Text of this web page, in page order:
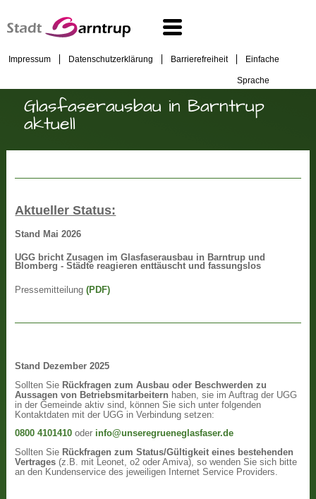
Impressum Datenschutzerklärung Barrierefreiheit Einfache
Sprache
Glasfaserausbau in Barntrup
aktuell
Aktueller Status:
Stand Mai 2026
UGG bricht Zusagen im Glasfaserausbau in Barntrup und
Blomberg - Städte reagieren enttäuscht und fassungslos
Pressemitteilung(PDF)
Stand Dezember 2025
Sollten Sie Rückfragen zum Ausbau oder Beschwerden zu
Aussagen von Betriebsmitarbeitern haben, sie im Auftrag der UGG
in der Gemeinde aktiv sind, können Sie sich unter folgenden
Kontaktdaten mit der UGG in Verbindung setzen:
0800 4101410 oder info@unseregrueneglasfaser.de
Sollten Sie Rückfragen zum Status/Gültigkeit eines bestehenden
Vertrages (z.B. mit Leonet, o2 oder Amiva), so wenden Sie sich bitte
an den Kundenservice des jeweiligen Internet Service Providers.